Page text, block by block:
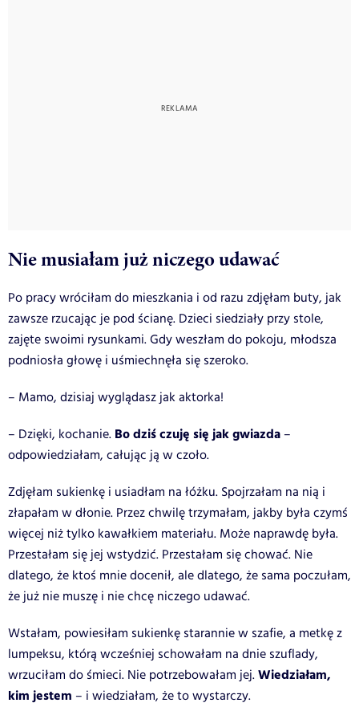
Nie musiałam już niczego udawać
Po pracy wróciłam do mieszkania i od razu zdjęłam buty, jak
zawsze rzucając je pod ścianę. Dzieci siedziały przy stole,
zajęte swoimi rysunkami. Gdy weszłam do pokoju, młodsza
podniosła głowę i uśmiechnęła się szeroko.
– Mamo, dzisiaj wyglądasz jak aktorka!
– Dzięki, kochanie. Bo dziś czuję się jak gwiazda –
odpowiedziałam, całując ją w czoło.
Zdjęłam sukienkę i usiadłam na łóżku. Spojrzałam na nią i
złapałam w dłonie. Przez chwilę trzymałam, jakby była czymś
więcej niż tylko kawałkiem materiału. Może naprawdę była.
Przestałam się jej wstydzić. Przestałam się chować. Nie
dlatego, że ktoś mnie docenił, ale dlatego, że sama poczułam,
że już nie muszę i nie chcę niczego udawać.
Wstałam, powiesiłam sukienkę starannie w szafie, a metkę z
lumpeksu, którą wcześniej schowałam na dnie szuflady,
wrzuciłam do śmieci. Nie potrzebowałam jej.Wiedziałam,
kim jestem – i wiedziałam, że to wystarczy.